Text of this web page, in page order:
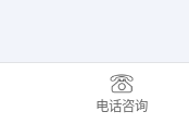
电话咨询